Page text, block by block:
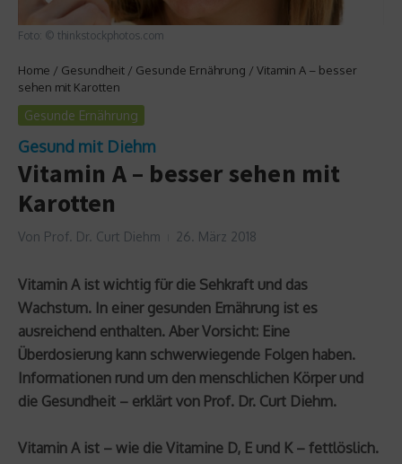
Foto: © thinkstockphotos.com
Home / Gesundheit / Gesunde Ernährung / Vitamin A – besser
sehen mit Karotten
Gesunde Ernährung
Gesund mit Diehm
Vitamin A – besser sehen mit
Karotten
Von Prof. Dr. Curt Diehm 26. März 2018
Vitamin A ist wichtig für die Sehkraft und das
Wachstum. In einer gesunden Ernährung ist es
ausreichend enthalten. Aber Vorsicht: Eine
Überdosierung kann schwerwiegende Folgen haben.
Informationen rund um den menschlichen Körper und
die Gesundheit – erklärt von Prof. Dr. Curt Diehm.
Vitamin A ist – wie die Vitamine D, E und K – fettlöslich.